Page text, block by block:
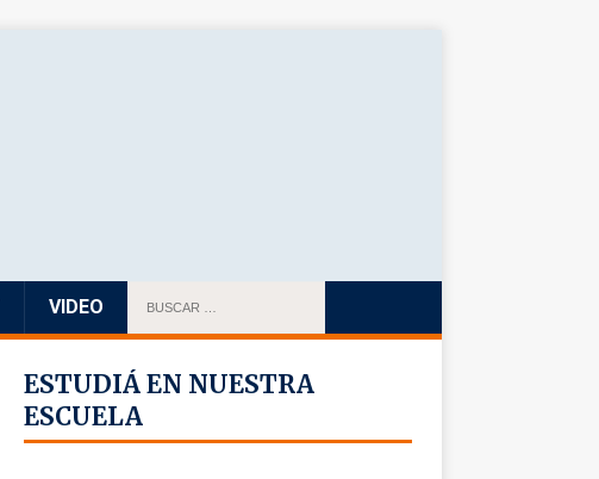
VIDEO
ESTUDIÁ EN NUESTRA
ESCUELA